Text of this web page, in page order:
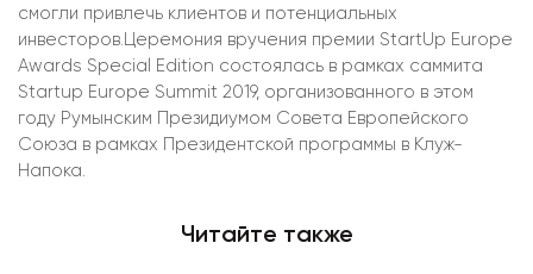
смогли привлечь клиентов и потенциальных
инвесторов.Церемония вручения премии StartUp Europe
Awards Special Edition состоялась в рамках саммита
Startup Europe Summit 2019, организованного в этом
году Румынским Президиумом Совета Европейского
Союза в рамках Президентской программы в Клуж-
Напока.
Читайте также